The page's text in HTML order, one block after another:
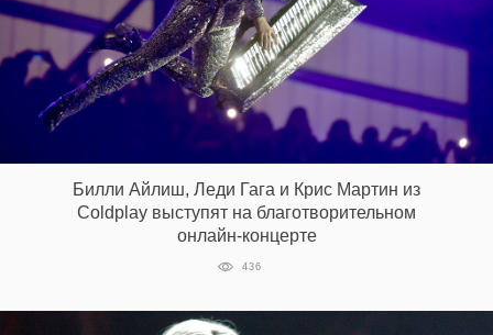
Билли Айлиш, Леди Гага и Крис Мартин из
Coldplay выступят на благотворительном
онлайн-концерте
436